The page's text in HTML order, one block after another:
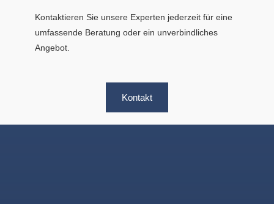
Kontaktieren Sie unsere Experten jederzeit für eine
umfassende Beratung oder ein unverbindliches
Angebot.
Kontakt